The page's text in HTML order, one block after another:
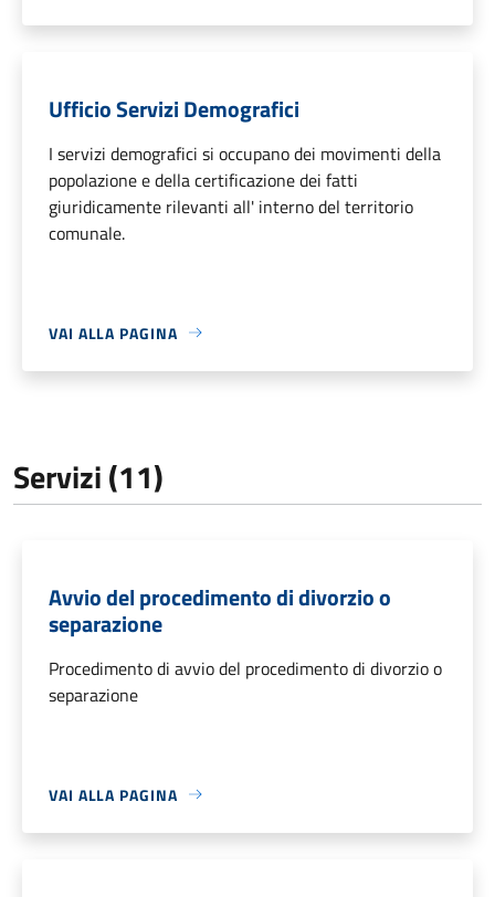
Ufficio Servizi Demografici
I servizi demografici si occupano dei movimenti della
popolazione e della certificazione dei fatti
giuridicamente rilevanti all' interno del territorio
comunale.
VAI ALLA PAGINA
Servizi (11)
Avvio del procedimento di divorzio o
separazione
Procedimento di avvio del procedimento di divorzio o
separazione
VAI ALLA PAGINA